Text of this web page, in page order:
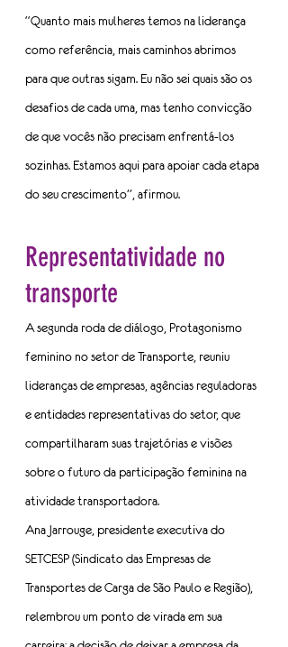
“Quanto mais mulheres temos na liderança
como referência, mais caminhos abrimos
para que outras sigam. Eu não sei quais são os
desafios de cada uma, mas tenho convicção
de que vocês não precisam enfrentá-los
sozinhas. Estamos aqui para apoiar cada etapa
do seu crescimento”, afirmou.
Representatividade no
transporte
A segunda roda de diálogo, Protagonismo
feminino no setor de Transporte, reuniu
lideranças de empresas, agências reguladoras
e entidades representativas do setor, que
compartilharam suas trajetórias e visões
sobre o futuro da participação feminina na
atividade transportadora.
Ana Jarrouge, presidente executiva do
SETCESP (Sindicato das Empresas de
Transportes de Carga de São Paulo e Região),
relembrou um ponto de virada em sua